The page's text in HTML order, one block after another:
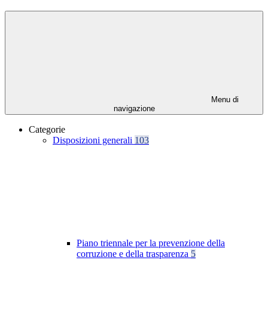
Menu di
navigazione
Categorie
Disposizioni generali 103
Piano triennale per la prevenzione della
corruzione e della trasparenza 5